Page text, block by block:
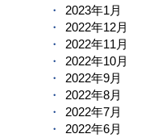
2023年1月
2022年12月
2022年11月
2022年10月
2022年9月
2022年8月
2022年7月
2022年6月